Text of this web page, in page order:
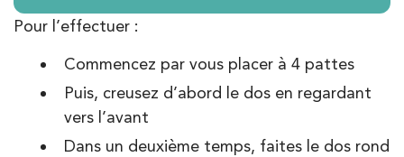
Pour l’effectuer :
Commencez par vous placer à 4 pattes
Puis, creusez d’abord le dos en regardant
vers l’avant
Dans un deuxième temps, faites le dos rond
IK Paris 8 – Saint Lazare
20 Rue de la Pépinière 75008 Paris
01 55 06 05 07